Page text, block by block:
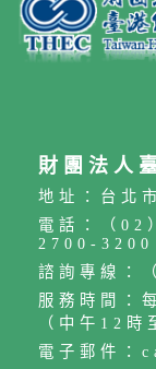
財團法人
地址：台北
電話：（02
2700-3200
諮詢專線：
服務時間：
（中午12時
電子郵件